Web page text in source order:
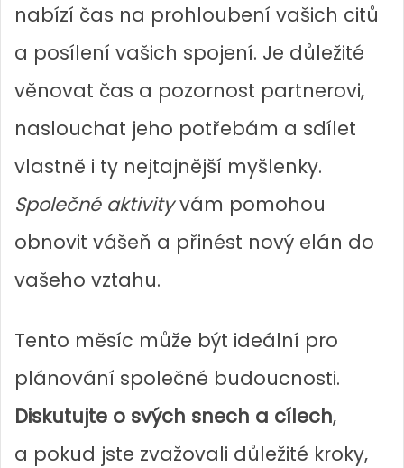
nabízí čas na prohloubení vašich citů
a posílení vašich spojení. Je důležité
věnovat čas a pozornost partnerovi,
naslouchat jeho potřebám a sdílet
vlastně i ty nejtajnější myšlenky.
Společné aktivityvám pomohou
obnovit vášeň a přinést nový elán do
vašeho vztahu.
Tento měsíc může být ideální pro
plánování společné budoucnosti.
Diskutujte o svých snech a cílech,
a pokud jste zvažovali důležité kroky,